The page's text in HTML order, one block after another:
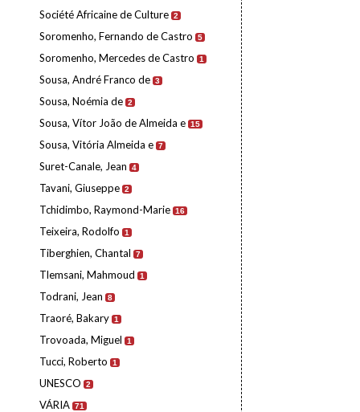
Société Africaine de Culture 2
Soromenho, Fernando de Castro 5
Soromenho, Mercedes de Castro 1
Sousa, André Franco de 3
Sousa, Noémia de 2
Sousa, Vítor João de Almeida e 15
Sousa, Vitória Almeida e 7
Suret-Canale, Jean 4
Tavani, Giuseppe 2
Tchidimbo, Raymond-Marie 16
Teixeira, Rodolfo 1
Tiberghien, Chantal 7
Tlemsani, Mahmoud 1
Todrani, Jean 8
Traoré, Bakary 1
Trovoada, Miguel 1
Tucci, Roberto 1
UNESCO 2
VÁRIA 71